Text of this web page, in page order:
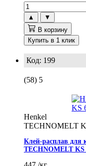
▲
▼
В корзину
Купить в 1 клик
Код: 199
(58) 5
Henkel
TECHNOMELT
Клей-расплав для
TECHNOMELT KS